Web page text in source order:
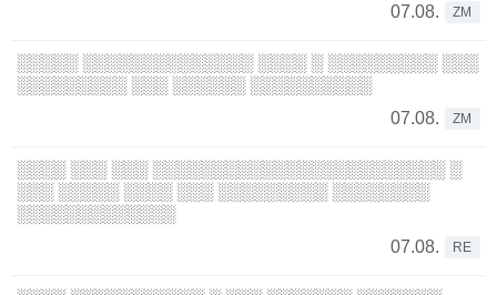
07.08.
ZM
░░░░░ ░░░░░░░░░░░░░░ ░░░░ ░ ░░░░░░░░░ ░░░
░░░░░░░░░ ░░░ ░░░░░░ ░░░░░░░░░░
07.08.
ZM
░░░░ ░░░ ░░░ ░░░░░░░░░░░░░░░░░░░░░░░░ ░
░░░ ░░░░░ ░░░░ ░░░ ░░░░░░░░░ ░░░░░░░░
░░░░░░░░░░░░░
07.08.
RE